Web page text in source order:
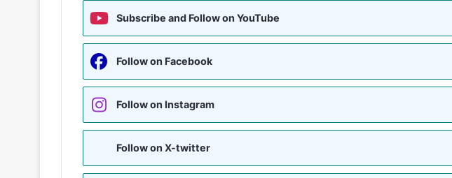
Subscribe and Follow on YouTube
Follow on Facebook
Follow on Instagram
Follow on X-twitter